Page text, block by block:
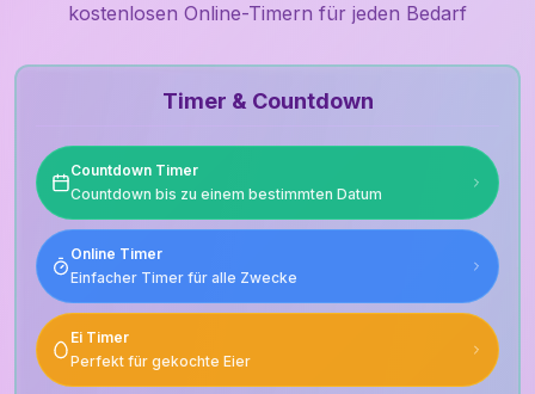
kostenlosen Online-Timern für jeden Bedarf
Timer & Countdown
Countdown Timer
Countdown bis zu einem bestimmten Datum
Online Timer
Einfacher Timer für alle Zwecke
Ei Timer
Perfekt für gekochte Eier